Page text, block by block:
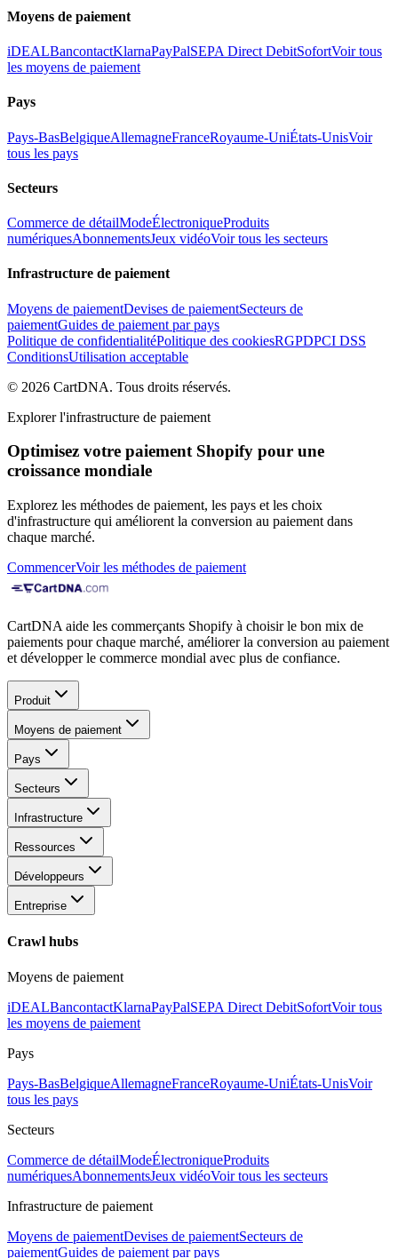
Moyens de paiement
iDEALBancontactKlarnaPayPalSEPA Direct DebitSofortVoir tous
les moyens de paiement
Pays
Pays-BasBelgiqueAllemagneFranceRoyaume-UniÉtats-UnisVoir
tous les pays
Secteurs
Commerce de détailModeÉlectroniqueProduits
numériquesAbonnementsJeux vidéoVoir tous les secteurs
Infrastructure de paiement
Moyens de paiementDevises de paiementSecteurs de
paiementGuides de paiement par pays
Politique de confidentialitéPolitique des cookiesRGPDPCI DSS
ConditionsUtilisation acceptable
© 2026 CartDNA. Tous droits réservés.
Explorer l'infrastructure de paiement
Optimisez votre paiement Shopify pour une
croissance mondiale
Explorez les méthodes de paiement, les pays et les choix
d'infrastructure qui améliorent la conversion au paiement dans
chaque marché.
CommencerVoir les méthodes de paiement
CartDNA aide les commerçants Shopify à choisir le bon mix de
paiements pour chaque marché, améliorer la conversion au paiement
et développer le commerce mondial avec plus de confiance.
Produit
Moyens de paiement
Pays
Secteurs
Infrastructure
Ressources
Développeurs
Entreprise
Crawl hubs
Moyens de paiement
iDEALBancontactKlarnaPayPalSEPA Direct DebitSofortVoir tous
les moyens de paiement
Pays
Pays-BasBelgiqueAllemagneFranceRoyaume-UniÉtats-UnisVoir
tous les pays
Secteurs
Commerce de détailModeÉlectroniqueProduits
numériquesAbonnementsJeux vidéoVoir tous les secteurs
Infrastructure de paiement
Moyens de paiementDevises de paiementSecteurs de
paiementGuides de paiement par pays